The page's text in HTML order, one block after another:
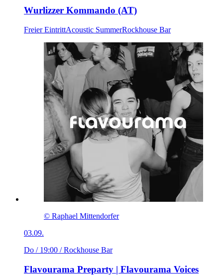
Wurlizzer Kommando (AT)
Freier EintrittAcoustic SummerRockhouse Bar
© Raphael Mittendorfer
03.09.
Do / 19:00 / Rockhouse Bar
Flavourama Preparty | Flavourama Voices